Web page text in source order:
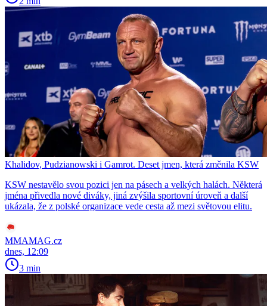
Khalidov, Pudzianowski i Gamrot. Deset jmen, která změnila KSW
KSW nestavělo svou pozici jen na pásech a velkých halách. Některá
jména přivedla nové diváky, jiná zvýšila sportovní úroveň a další
ukázala, že z polské organizace vede cesta až mezi světovou elitu.
MMAMAG.cz
dnes, 12:09
3 min